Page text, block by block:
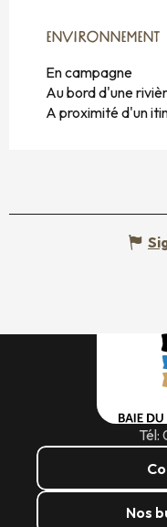
ENVIRONNEMENT
ENVIRONNEMENT
En campagne
Au bord d'une
A proximité d'un
Tél:
Nos